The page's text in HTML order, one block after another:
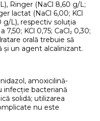
Ringer (NaCl 8,60 g/L;
lactat (NaCl 6,00; KCl
g/L), respectiv soluția
KCl 0,75; CaCl₂ 0,30;
orală trebuie să
un agent alcalinizant.
amoxicilină-
infecție bacteriană
solidă; utilizarea
nu este